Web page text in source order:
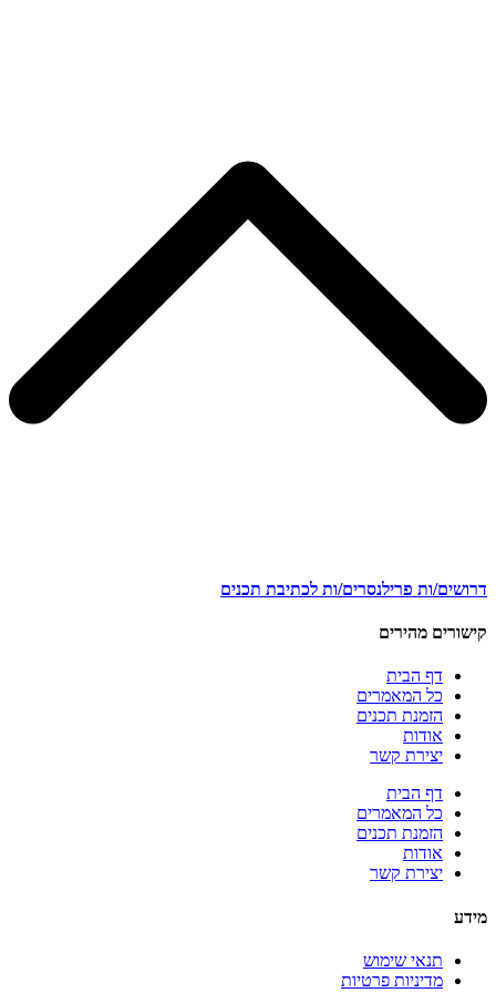
דרושים/ות פרילנסרים/ות לכתיבת תכנים
קישורים מהירים
דף הבית
כל המאמרים
הזמנת תכנים
אודות
יצירת קשר
דף הבית
כל המאמרים
הזמנת תכנים
אודות
יצירת קשר
מידע
תנאי שימוש
מדיניות פרטיות